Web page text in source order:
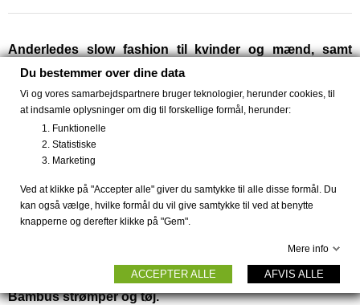
Anderledes slow fashion til kvinder og mænd, samt
farverige kjoler fra Dot & Doodle's.
Køb komfortable bambus strømper og bambus tøj,
smarte kjoler fra Dot & Doodle's eller økologisk tøj fra
Thought. Sikker dansk webshop med krypteret betaling,
hurtig levering, gratis fragt og 30 dages retur.
lynhurtig levering, hvor du trygt kan handle med sikker
krypteret betaling, og have 30 dages returret. Hos
Holidaymode.dk kan du få helt anderledes kjoler og
butikkerne. Shop til de bedste priser og modtag fragtfrit
hjemme eller i pakkeshop ved ordrer over 499,-.
Bambus strømper og tøj.
Du bestemmer over dine data
Vi og vores samarbejdspartnere bruger teknologier, herunder cookies, til
at indsamle oplysninger om dig til forskellige formål, herunder:
Funktionelle
Statistiske
Marketing
Ved at klikke på "Accepter alle" giver du samtykke til alle disse formål. Du
kan også vælge, hvilke formål du vil give samtykke til ved at benytte
knapperne og derefter klikke på "Gem".
Mere info
ACCEPTER ALLE AFVIS ALLE